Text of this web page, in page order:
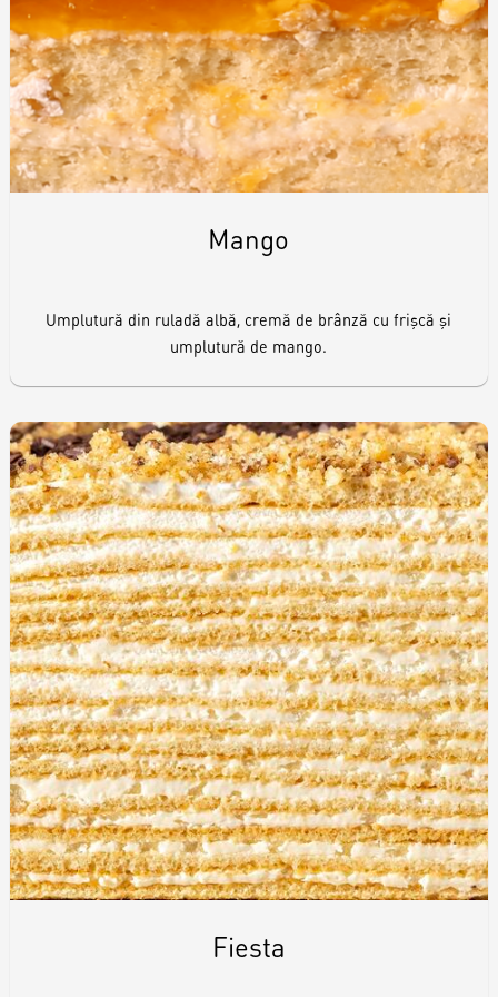
Raw & Vegan
Cakes
Surprises
Candles
Mango
Umplutură din ruladă albă, cremă de brânză cu frişcă şi
umplutură de mango.
Fiesta